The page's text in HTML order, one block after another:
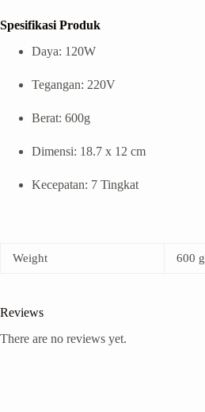
Spesifikasi Produk
Daya: 120W
Tegangan: 220V
Berat: 600g
Dimensi: 18.7 x 12 cm
Kecepatan: 7 Tingkat
Weight 600 g
Reviews
There are no reviews yet.